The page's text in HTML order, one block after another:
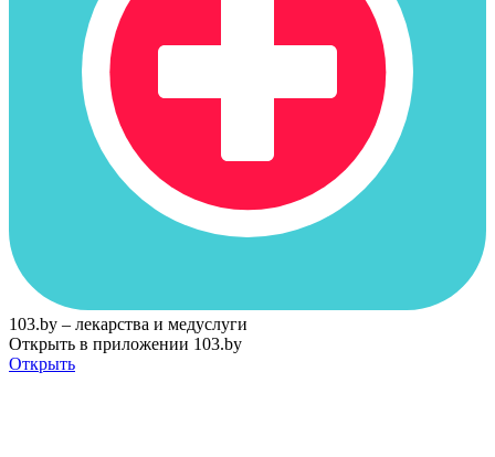
103.by – лекарства и медуслуги
Открыть в приложении 103.by
Открыть